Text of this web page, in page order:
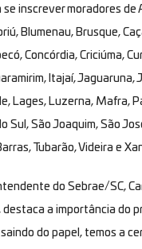
se inscrever moradores de
Blumenau, Brusque,
Concórdia, Criciúma,
Itajaí, Jaguaruna,
Lages, Luzerna, Mafra,
Sul, São Joaquim, São
Tubarão, Videira e
do Sebrae/SC,
destaca a importância do
do papel, temos a